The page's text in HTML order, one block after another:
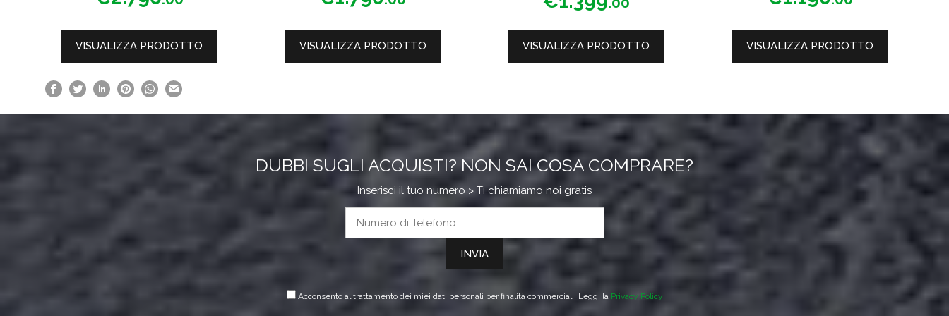
u
VISUALIZZA PRODOTTO
u
VISUALIZZA PRODOTTO
u
VISUALIZZA PRODOTTO VISUALIZZA PRODOTTO
DUBBI SUGLI ACQUISTI? NON SAI COSA COMPRARE?
Inserisci il tuo numero > Ti chiamiamo noi gratis
Acconsento al trattamento dei miei dati personali per finalità commerciali. Leggi la Privacy Policy